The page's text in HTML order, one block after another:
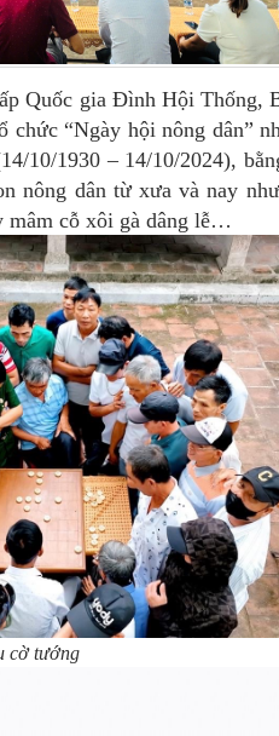
Quốc gia Đình Hội Thống,
“Ngày hội nông dân”
10/1930 – 14/10/2024),
nông dân từ xưa và nay
mâm cỗ xôi gà dâng lễ…
cờ tướng